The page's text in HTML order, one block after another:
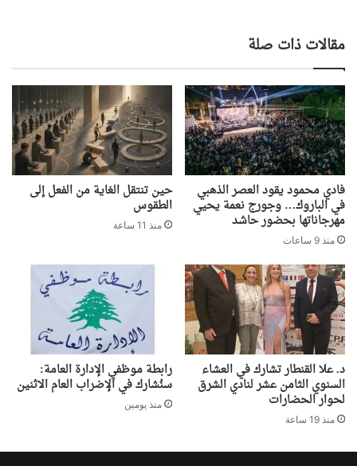
مقالات ذات صلة
فادي محمود يقود العصر الذهبي
في الباروك… وجورج نعمة يحيي
مهرجاناتها بحضور حاشد
منذ 9 ساعات
حين تنتقل الغاية من الفعل إلى
الطقوس
منذ 11 ساعة
د. علا القنطار تشارك في العشاء
السنوي الثامن عشر لنادي الشرق
لحوار الحضارات
منذ 19 ساعة
رابطة موظفي الإدارة العامة:
سنُشارك في الإضراب العام الاثنين
منذ يومين